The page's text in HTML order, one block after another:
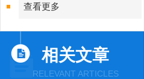
查看更多
相关文章
RELEVANT ARTICLES